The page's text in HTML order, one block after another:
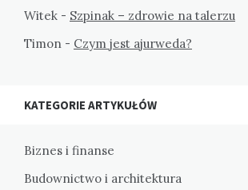
Witek - Szpinak – zdrowie na talerzu
Timon - Czym jest ajurweda?
KATEGORIE ARTYKUŁÓW
Biznes i finanse
Budownictwo i architektura